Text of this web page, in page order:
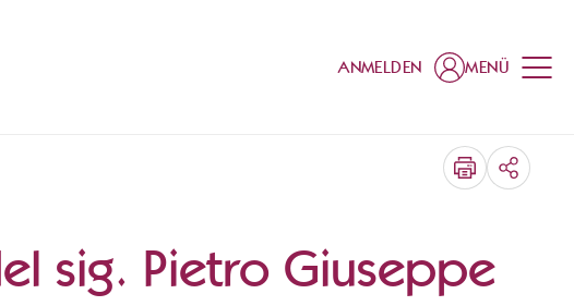
ANMELDEN MENÜ
TEILEN
sig. Pietro Giuseppe